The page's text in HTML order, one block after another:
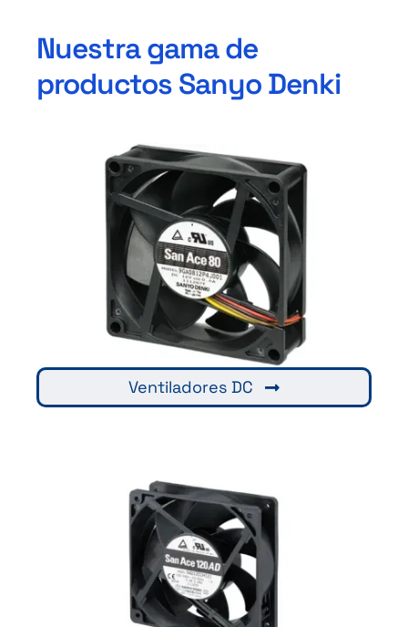
Nuestra gama de
productos Sanyo Denki
Ventiladores DC